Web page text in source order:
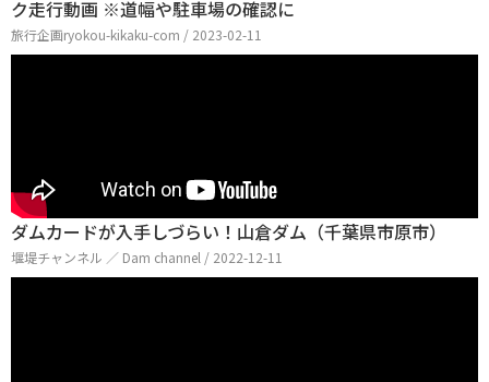
ク走行動画 ※道幅や駐車場の確認に
旅行企画ryokou-kikaku-com / 2023-02-11
ダムカードが入手しづらい！山倉ダム（千葉県市原市）
堰堤チャンネル ／ Dam channel / 2022-12-11